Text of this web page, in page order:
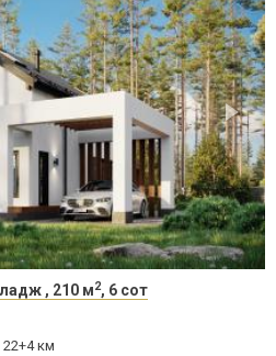
, 210 м2, 6 сот
22+4 км